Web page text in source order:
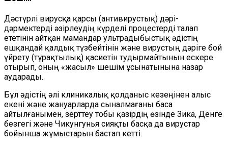
Дәстүрлі вирусқа қарсы (антивирустық) дәрі-
дәрмектерді әзірлеудің күрделі процестерді талап
ететінін айтқан мамандар ультрадыбыстық әдістің
ешқандай қалдық түзбейтінін және вирустың дәріге бой
үйрету (тұрақтылық) қасиетін тудырмайтынын ескере
отырып, оның «жасыл» шешім ұсынатынына назар
аударады.
Бұл әдістің әлі клиникалық қолданыс кезеңінен алыс
екені және жануарларда сыналмағаны баса
айтылғанымен, зерттеу тобы қазірдің өзінде Зика, Денге
безгегі және Чикунгунья сияқты басқа да вирустар
бойынша жұмыстарын бастап кетті.